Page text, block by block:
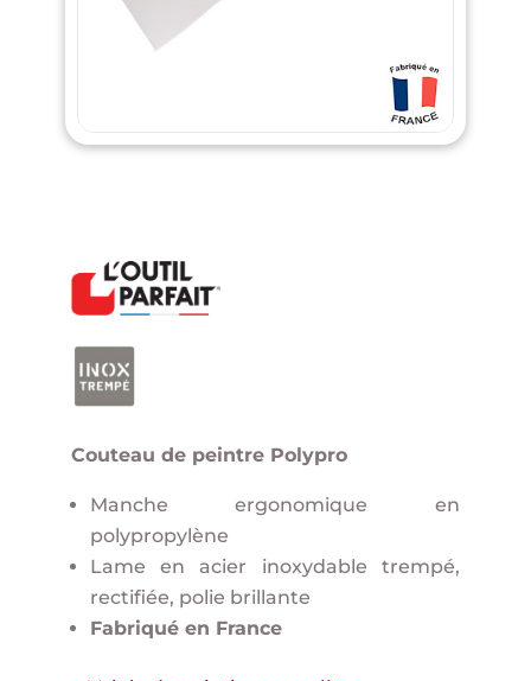
Couteau de peintre Polypro
Manche ergonomique en
polypropylène
Lame en acier inoxydable trempé,
rectifiée, polie brillante
Fabriqué en France